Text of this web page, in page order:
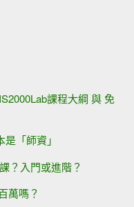
課程大綱 與 免
「師資」
？入門或進階？
萬嗎？